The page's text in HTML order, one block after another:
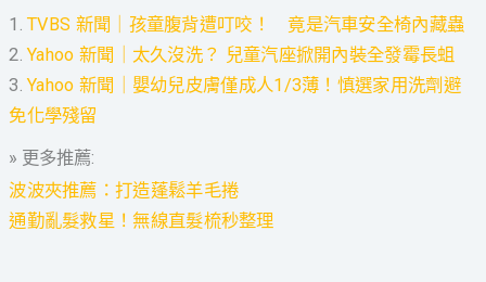
1.TVBS 新聞｜孩童腹背遭叮咬！ 竟是汽車安全椅內藏蟲
2.Yahoo 新聞｜太久沒洗？ 兒童汽座掀開內裝全發霉長蛆
3.Yahoo 新聞｜嬰幼兒皮膚僅成人1/3薄！慎選家用洗劑避
免化學殘留
» 更多推薦:
波波夾推薦：打造蓬鬆羊毛捲
通勤亂髮救星！無線直髮梳秒整理